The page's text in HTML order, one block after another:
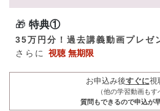
🎁 特典①
35万円分！過去講義動画プレゼ
さらに 視聴 無期限
お申込み後すぐに視
（他の学習動画もす
質問もできるので申込が